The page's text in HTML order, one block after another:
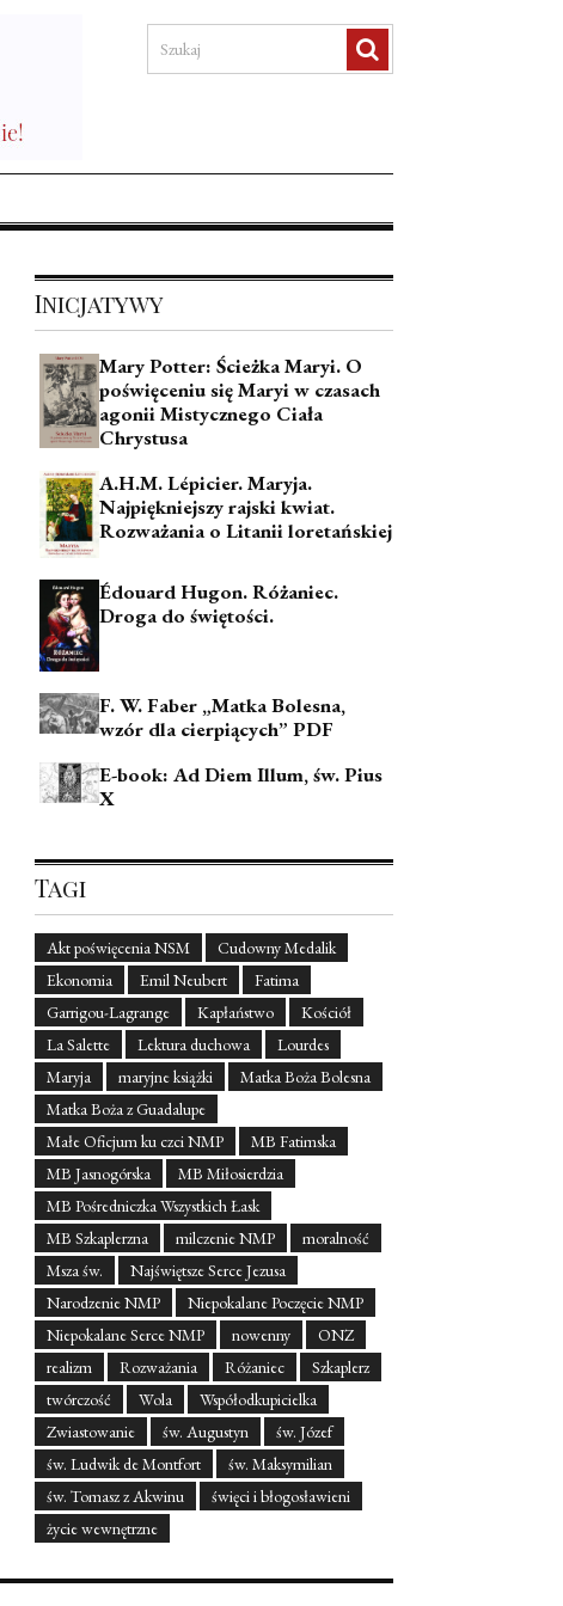
Inicjatywy
Mary Potter: Ścieżka Maryi. O
poświęceniu się Maryi w czasach
agonii Mistycznego Ciała
Chrystusa
A.H.M. Lépicier. Maryja.
Najpiękniejszy rajski kwiat.
Rozważania o Litanii loretańskiej
Édouard Hugon. Różaniec.
Droga do świętości.
F. W. Faber „Matka Bolesna,
wzór dla cierpiących” PDF
E-book: Ad Diem Illum, św. Pius
X
Tagi
Akt poświęcenia NSM
Cudowny Medalik
Ekonomia
Emil Neubert
Fatima
Garrigou-Lagrange
Kapłaństwo
Kościół
La Salette
Lektura duchowa
Lourdes
Maryja
maryjne książki
Matka Boża Bolesna
Matka Boża z Guadalupe
Małe Oficjum ku czci NMP
MB Fatimska
MB Jasnogórska
MB Miłosierdzia
MB Pośredniczka Wszystkich Łask
MB Szkaplerzna
milczenie NMP
moralność
Msza św.
Najświętsze Serce Jezusa
Narodzenie NMP
Niepokalane Poczęcie NMP
Niepokalane Serce NMP
nowenny
ONZ
realizm
Rozważania Różaniec
Szkaplerz
twórczość
Wola
Współodkupicielka
Zwiastowanie
św. Augustyn
św. Józef
św. Ludwik de Montfort
św. Maksymilian
św. Tomasz z Akwinu
święci i błogosławieni
życie wewnętrzne